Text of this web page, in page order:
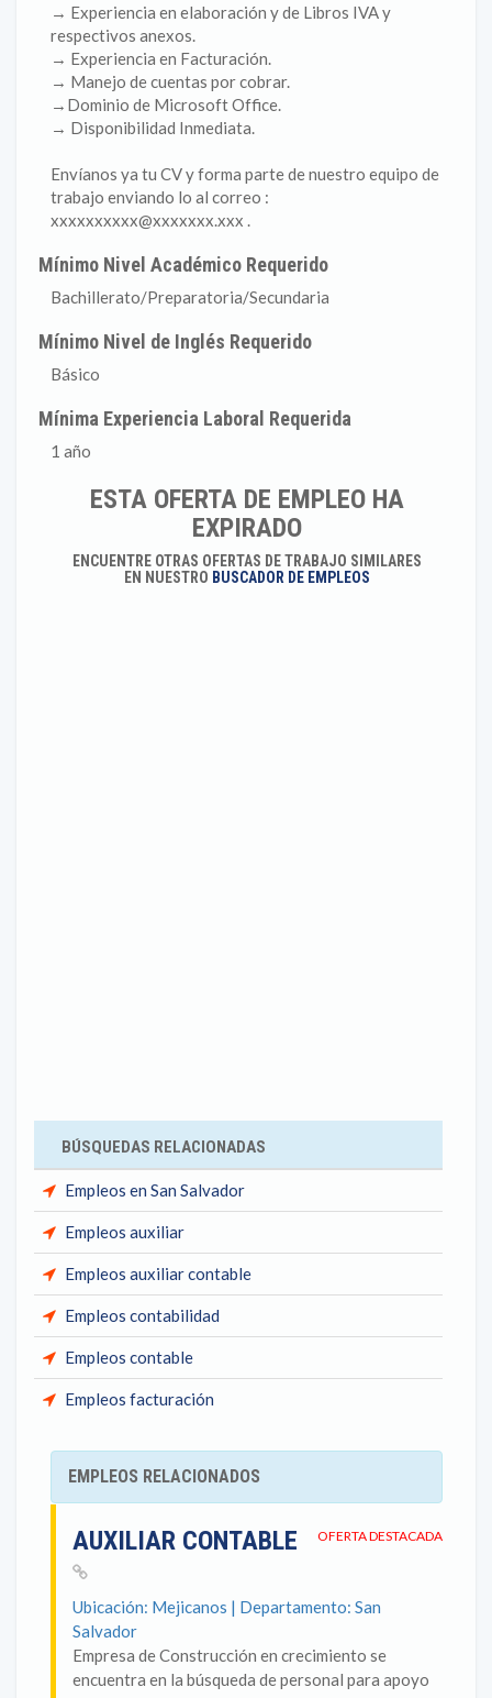
→ Experiencia en elaboración y de Libros IVA y
respectivos anexos.
→ Experiencia en Facturación.
→ Manejo de cuentas por cobrar.
→Dominio de Microsoft Office.
→ Disponibilidad Inmediata.
Envíanos ya tu CV y forma parte de nuestro equipo de
trabajo enviando lo al correo :
xxxxxxxxxx@xxxxxxx.xxx .
Mínimo Nivel Académico Requerido
Bachillerato/Preparatoria/Secundaria
Mínimo Nivel de Inglés Requerido
Básico
Mínima Experiencia Laboral Requerida
1 año
ESTA OFERTA DE EMPLEO HA
EXPIRADO
ENCUENTRE OTRAS OFERTAS DE TRABAJO SIMILARES
EN NUESTRO BUSCADOR DE EMPLEOS
BÚSQUEDAS RELACIONADAS
Empleos en San Salvador
Empleos auxiliar
Empleos auxiliar contable
Empleos contabilidad
Empleos contable
Empleos facturación
EMPLEOS RELACIONADOS
OFERTA DESTACADA
AUXILIAR CONTABLE
Ubicación: Mejicanos | Departamento: San
Salvador
Empresa de Construcción en crecimiento se
encuentra en la búsqueda de personal para apoyo